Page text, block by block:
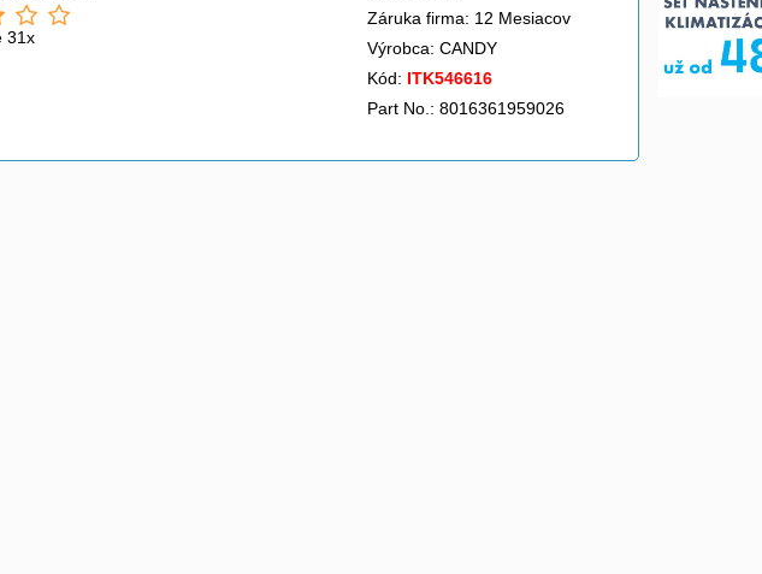
31x
Záruka firma: 12 Mesiacov
Výrobca: CANDY
Kód: ITK546616
Part No.: 8016361959026